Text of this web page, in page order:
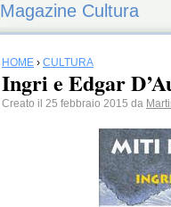
Magazine Cultura
HOME › CULTURA
Ingri e Edgar
Creato il 25 febbraio 2015 da